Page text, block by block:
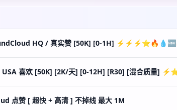
HQ / 真实赞 [50K] [0-1H]
喜欢 [50K] [2K/天] [0-12H] [R30] [混合质量]
点赞 [ 超快 + 高清 ] 不掉线 最大 1M